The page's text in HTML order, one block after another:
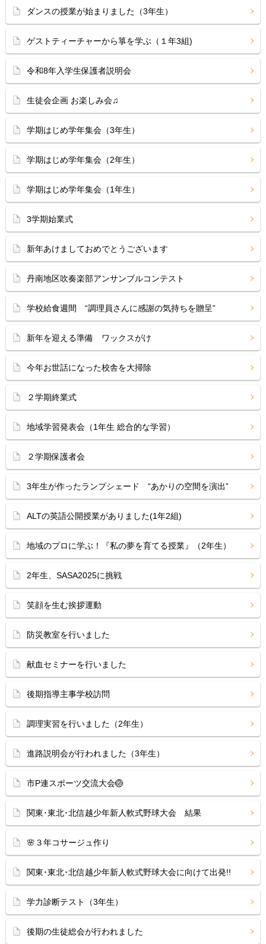
ダンスの授業が始まりました（3年生）
ゲストティーチャーから箏を学ぶ（１年3組)
令和8年入学生保護者説明会
生徒会企画 お楽しみ会♫
学期はじめ学年集会（3年生）
学期はじめ学年集会（2年生）
学期はじめ学年集会（1年生）
3学期始業式
新年あけましておめでとうございます
丹南地区吹奏楽部アンサンブルコンテスト
学校給食週間 “調理員さんに感謝の気持ちを贈呈”
新年を迎える準備 ワックスがけ
今年お世話になった校舎を大掃除
２学期終業式
地域学習発表会（1年生 総合的な学習）
２学期保護者会
3年生が作ったランプシェード “あかりの空間を演出”
ALTの英語公開授業がありました(1年2組)
地域のプロに学ぶ！『私の夢を育てる授業』（2年生）
2年生、SASA2025に挑戦
笑顔を生む挨拶運動
防災教室を行いました
献血セミナーを行いました
後期指導主事学校訪問
調理実習を行いました（2年生）
進路説明会が行われました（3年生）
市P連スポーツ交流大会🏐
関東･東北･北信越少年新人軟式野球大会 結果
🌸３年コサージュ作り
関東･東北･北信越少年新人軟式野球大会に向けて出発!!
学力診断テスト（3年生）
後期の生徒総会が行われました